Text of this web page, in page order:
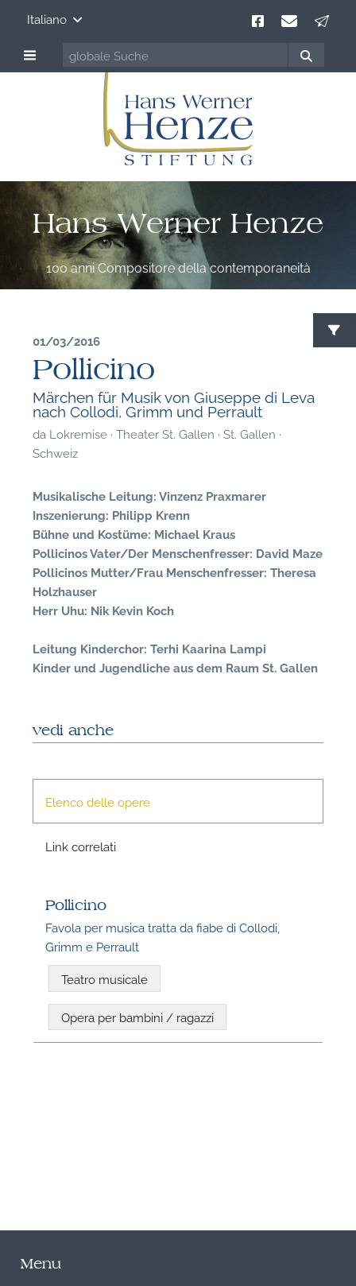
Italiano
Hans Werner Henze
100 anni Compositore della contemporaneità
01/03/2016
Pollicino
Märchen für Musik von Giuseppe di Leva
nach Collodi, Grimm und Perrault
da Lokremise · Theater St. Gallen · St. Gallen ·
Schweiz
Musikalische Leitung: Vinzenz Praxmarer
Inszenierung: Philipp Krenn
Bühne und Kostüme: Michael Kraus
Pollicinos Vater/Der Menschenfresser: David Maze
Pollicinos Mutter/Frau Menschenfresser: Theresa
Holzhauser
Herr Uhu: Nik Kevin Koch
Leitung Kinderchor: Terhi Kaarina Lampi
Kinder und Jugendliche aus dem Raum St. Gallen
vedi anche
Elenco delle opere
Link correlati
Pollicino
Favola per musica tratta da fiabe di Collodi,
Grimm e Perrault
Teatro musicale
Opera per bambini / ragazzi
Menu